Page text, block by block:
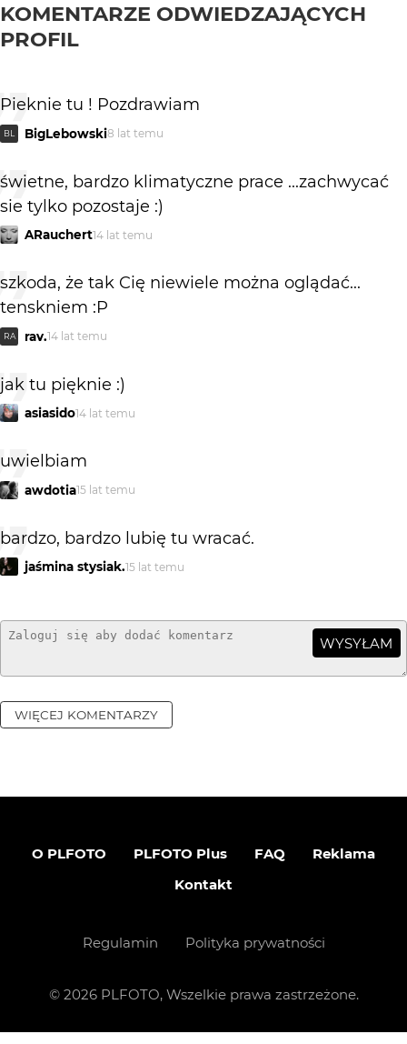
KOMENTARZE ODWIEDZAJĄCYCH
PROFIL
Pieknie tu ! Pozdrawiam
BL BigLebowski8 lat temu
świetne, bardzo klimatyczne prace ...zachwycać
sie tylko pozostaje :)
ARauchert14 lat temu
szkoda, że tak Cię niewiele można oglądać...
tenskniem :P
RA rav.14 lat temu
jak tu pięknie :)
asiasido14 lat temu
uwielbiam
awdotia15 lat temu
bardzo, bardzo lubię tu wracać.
jaśmina stysiak.15 lat temu
WYSYŁAM
WIĘCEJ KOMENTARZY
O PLFOTO PLFOTO Plus FAQ
Reklama
Kontakt
Regulamin Polityka prywatności
© 2026PLFOTO, Wszelkie prawa zastrzeżone.